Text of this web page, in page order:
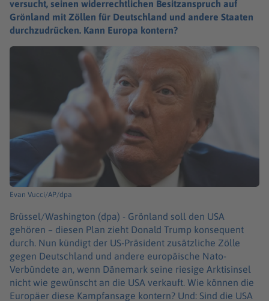
versucht, seinen widerrechtlichen Besitzanspruch auf
Grönland mit Zöllen für Deutschland und andere Staaten
durchzudrücken. Kann Europa kontern?
Evan Vucci/AP/dpa
Brüssel/Washington (dpa) - Grönland soll den USA
gehören – diesen Plan zieht Donald Trump konsequent
durch. Nun kündigt der US-Präsident zusätzliche Zölle
gegen Deutschland und andere europäische Nato-
Verbündete an, wenn Dänemark seine riesige Arktisinsel
nicht wie gewünscht an die USA verkauft. Wie können die
Europäer diese Kampfansage kontern? Und: Sind die USA